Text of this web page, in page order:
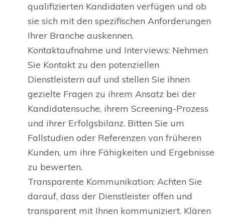
qualifizierten Kandidaten verfügen und ob
sie sich mit den spezifischen Anforderungen
Ihrer Branche auskennen.
Kontaktaufnahme und Interviews: Nehmen
Sie Kontakt zu den potenziellen
Dienstleistern auf und stellen Sie ihnen
gezielte Fragen zu ihrem Ansatz bei der
Kandidatensuche, ihrem Screening-Prozess
und ihrer Erfolgsbilanz. Bitten Sie um
Fallstudien oder Referenzen von früheren
Kunden, um ihre Fähigkeiten und Ergebnisse
zu bewerten.
Transparente Kommunikation: Achten Sie
darauf, dass der Dienstleister offen und
transparent mit Ihnen kommuniziert. Klären